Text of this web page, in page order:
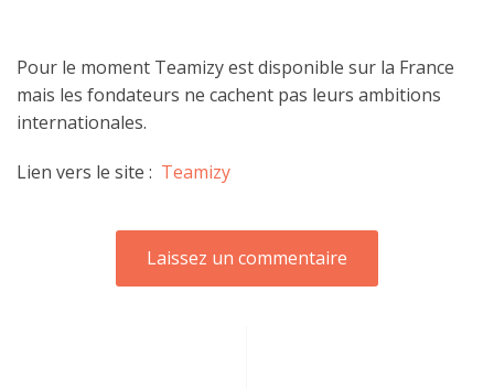
Pour le moment Teamizy est disponible sur la France
mais les fondateurs ne cachent pas leurs ambitions
internationales.
Lien vers le site : Teamizy